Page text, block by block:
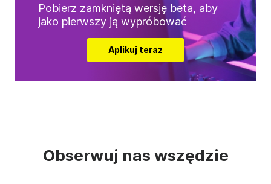
Pobierz zamkniętą wersję beta, aby
jako pierwszy ją wypróbować
Aplikuj teraz
Obserwuj nas wszędzie